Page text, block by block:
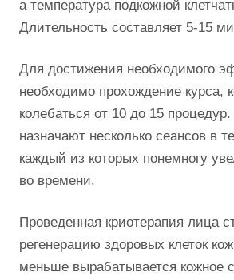
а температура подкожной
Длительность составляет 5-15
Для достижения необходимого
необходимо прохождение курса,
колебаться от 10 до 15
назначают несколько сеансов в
каждый из которых понемногу
во времени.
Проведенная криотерапия лица
регенерацию здоровых клеток
меньше вырабатывается кожное